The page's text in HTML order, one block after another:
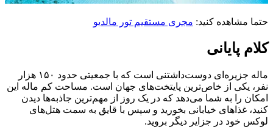
حتما مشاهده کنید: مجری مستقیم تور مالدیو
کلام پایانی
ماله جزیره‌ای دوست‌داشتنی است که با جمعیتی حدود ۱۵۰ هزار
نفر، یکی از خاص‌ترین پایتخت‌های جهان است. مساحت کم ماله این
امکان را به شما می‌دهد که در یک روز از مهم‌ترین جاذبه‌ها دیدن
کنید، غذاهای خیابانی بخورید و سپس با قایق به سمت هتل‌های
لوکس خود در جزایر دیگر بروید.